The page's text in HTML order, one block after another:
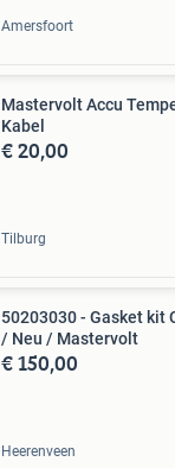
Amersfoort
Mastervolt Accu
Kabel
€ 20,00
Tilburg
50203030 - Gasket kit
/ Neu / Mastervolt
€ 150,00
Heerenveen